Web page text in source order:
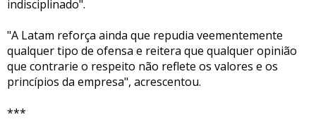
indisciplinado".
"A Latam reforça ainda que repudia veementemente
qualquer tipo de ofensa e reitera que qualquer opinião
que contrarie o respeito não reflete os valores e os
princípios da empresa", acrescentou.
***